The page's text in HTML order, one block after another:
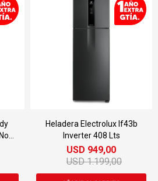
Heladera Electrolux If43b
Inverter 408 Lts
USD 949,00
USD 1.199,00